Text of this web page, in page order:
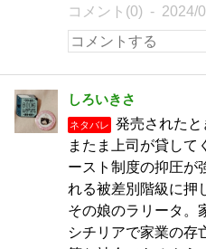
コメント(0) 2024/
しろいきさ
ネタバレ
発売された
またま上司が貸して
ースト制度の抑圧が
れる被差別階級に押
その娘のラリータ。
シチリアで家業の存